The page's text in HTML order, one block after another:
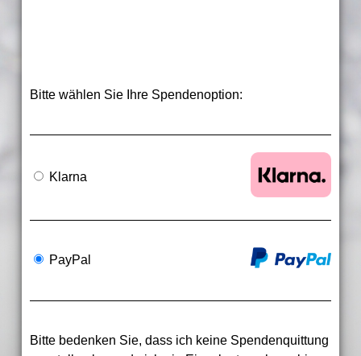
Bitte wählen Sie Ihre Spendenoption:
Klarna
PayPal
Bitte bedenken Sie, dass ich keine Spendenquittung